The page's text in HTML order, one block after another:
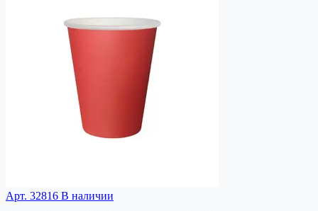
Арт. 32816 В наличии